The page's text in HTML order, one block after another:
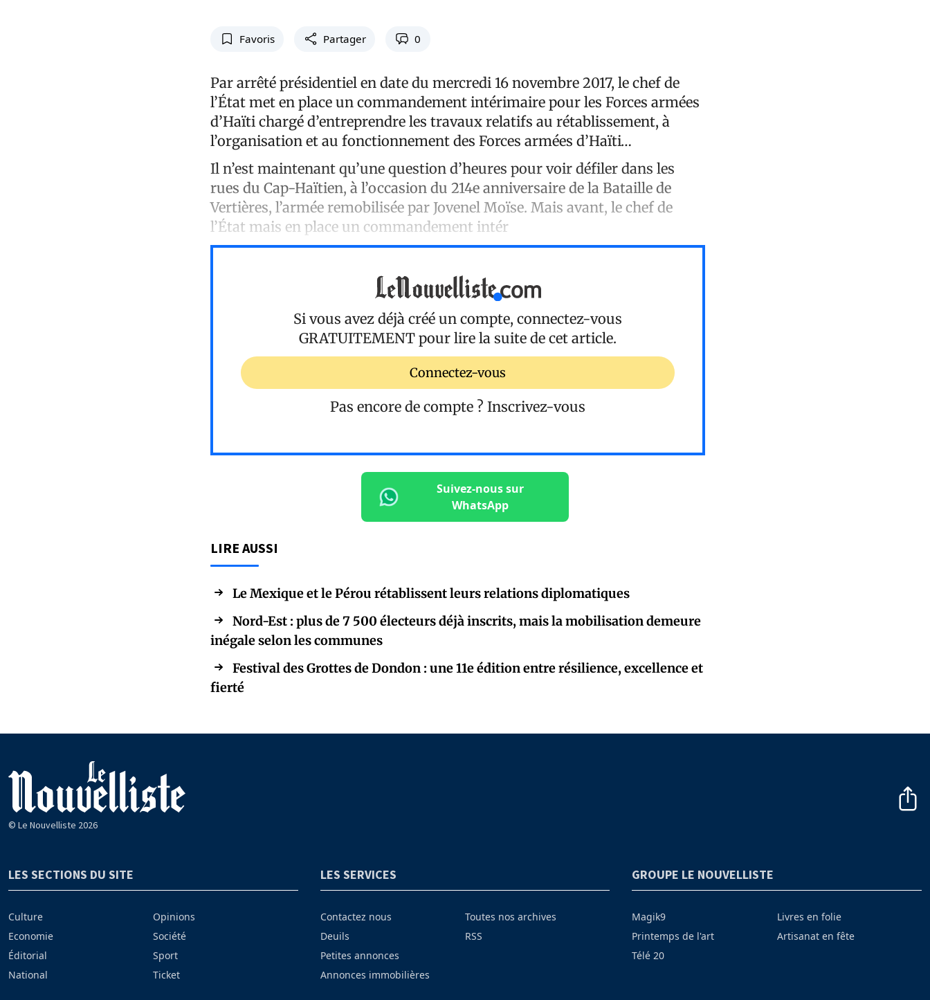
Favoris Partager 0
Par arrêté présidentiel en date du mercredi 16 novembre 2017, le chef de
l’État met en place un commandement intérimaire pour les Forces armées
d’Haïti chargé d’entreprendre les travaux relatifs au rétablissement, à
l’organisation et au fonctionnement des Forces armées d’Haïti…
Il n’est maintenant qu’une question d’heures pour voir défiler dans les
rues du Cap-Haïtien, à l’occasion du 214e anniversaire de la Bataille de
Vertières, l’armée remobilisée par Jovenel Moïse. Mais avant, le chef de
l’État mais en place un commandement intér
Si vous avez déjà créé un compte, connectez-vous
GRATUITEMENT pour lire la suite de cet article.
Connectez-vous
Pas encore de compte ? Inscrivez-vous
Suivez-nous sur
WhatsApp
LIRE AUSSI
Le Mexique et le Pérou rétablissent leurs relations diplomatiques
Nord-Est : plus de 7 500 électeurs déjà inscrits, mais la mobilisation demeure
inégale selon les communes
Festival des Grottes de Dondon : une 11e édition entre résilience, excellence et
fierté
© Le Nouvelliste 2026
LES SECTIONS DU SITE
Culture
Economie
Éditorial
National
Opinions
Société
Sport
Ticket
LES SERVICES
Contactez nous
Deuils
Petites annonces
Annonces immobilières
Toutes nos archives
RSS
GROUPE LE NOUVELLISTE
Magik9
Printemps de l'art
Télé 20
Livres en folie
Artisanat en fête